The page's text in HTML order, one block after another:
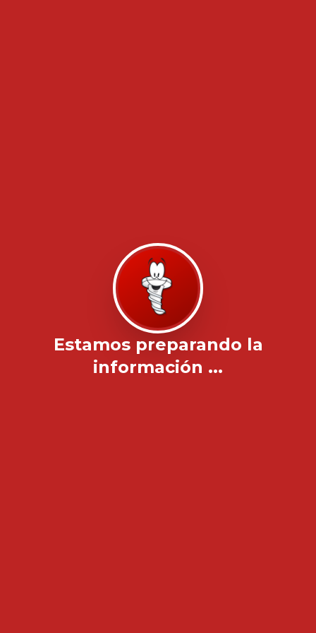
Estamos preparando la
información ...